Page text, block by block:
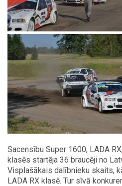
Kontakti
Sacensību Super 1600, LADA
klasēs startēja 36 braucēji no
Visplašākais dalībnieku skaits,
LADA RX klasē. Tur sīvā